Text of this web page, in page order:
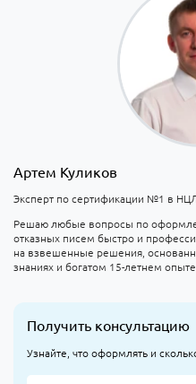
Артем Куликов
Эксперт по сертификации №1 в НЦЛ
Решаю любые вопросы по
отказных писем быстро и
на взвешенные решения,
знаниях и богатом 15-летнем опыте.
Получить консультацию
Узнайте, что оформлять и